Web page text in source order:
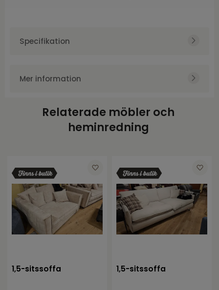
Specifikation
Produktvikt
81
76
Mer information
Relaterade möbler och
heminredning
1,5-sitssoffa 1,5-sitssoffa